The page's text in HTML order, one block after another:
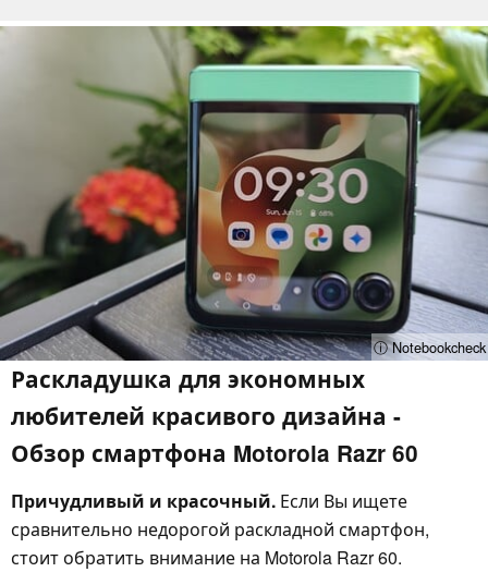
ⓘ Notebookcheck
Раскладушка для экономных
любителей красивого дизайна -
Обзор смартфона Motorola Razr 60
Причудливый и красочный. Если Вы ищете
сравнительно недорогой раскладной смартфон,
стоит обратить внимание на Motorola Razr 60.